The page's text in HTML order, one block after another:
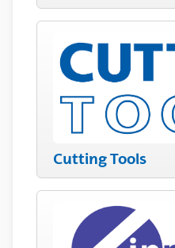
Cutting Tools